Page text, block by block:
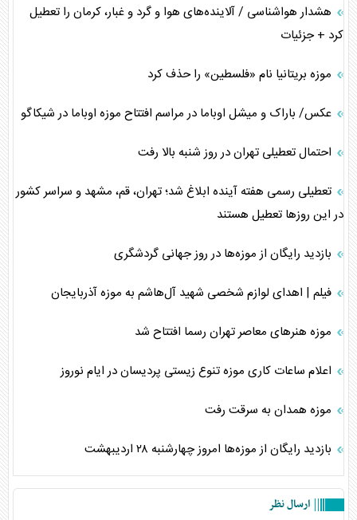
هشدار هواشناسی / آلاینده‌های هوا و گرد و غبار، کرمان را تعطیل
کرد + جزئیات
موزه بریتانیا نام «فلسطین» را حذف کرد
عکس/ باراک و میشل اوباما در مراسم افتتاح موزه اوباما در شیکاگو
احتمال تعطیلی تهران در روز شنبه بالا رفت
تعطیلی رسمی هفته آینده ابلاغ شد؛ تهران، قم، مشهد و سراسر کشور
در این روزها تعطیل هستند
بازدید رایگان از موزه‌ها در روز جهانی گردشگری
فیلم | اهدای لوازم شخصی شهید آل‌هاشم به موزه آذربایجان
موزه هنرهای معاصر تهران رسما افتتاح شد
اعلام ساعات کاری موزه تنوع زیستی پردیسان در ایام نوروز
موزه همدان به سرقت رفت
بازدید رایگان از موزه‌ها امروز چهارشنبه ۲۸ اردیبهشت
ارسال نظر